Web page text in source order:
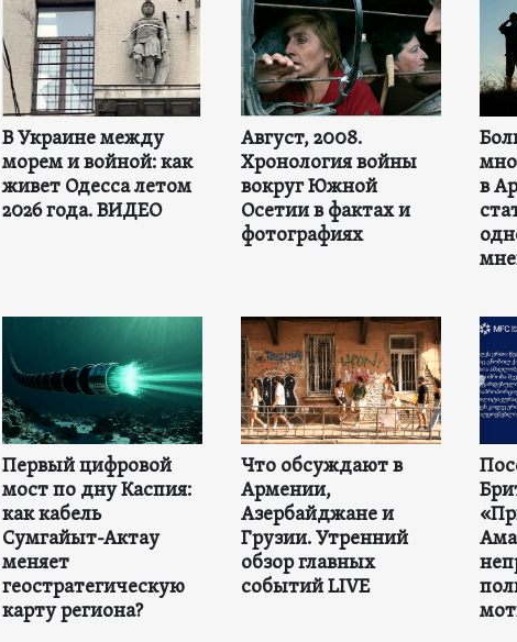
В Украине между
морем и войной: как
живет Одесса летом
2026 года. ВИДЕО
Август, 2008.
Хронология войны
вокруг Южной
Осетии в фактах и
фотографиях
в
Первый цифровой
мост по дну Каспия:
как кабель
Сумгайыт-Актау
меняет
геостратегическую
карту региона?
Что обсуждают в
Армении,
Азербайджане и
Грузии. Утренний
обзор главных
событий LIVE